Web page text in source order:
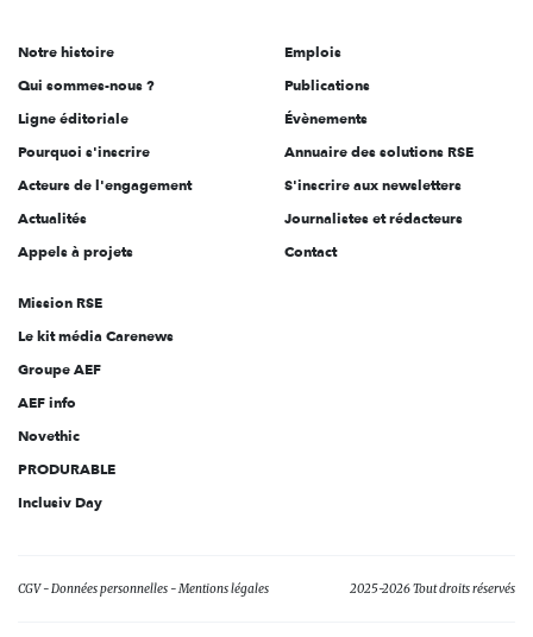
l'engagement
Notre histoire
Qui sommes-nous ?
Ligne éditoriale
Pourquoi s'inscrire
Acteurs de l'engagement
Actualités
Appels à projets
Emplois
Publications
Évènements
Annuaire des solutions RSE
S'inscrire aux newsletters
Journalistes et rédacteurs
Contact
Mission RSE
Le kit média Carenews
Groupe AEF
AEF info
Novethic
PRODURABLE
Inclusiv Day
CGV Données personnelles Mentions légales 2025-2026 Tout droits réservés